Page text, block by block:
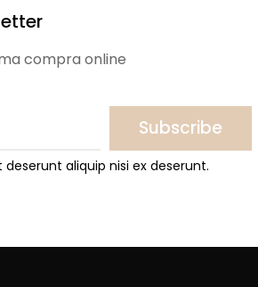
compra online
Subscribe
aliquip nisi ex deserunt.